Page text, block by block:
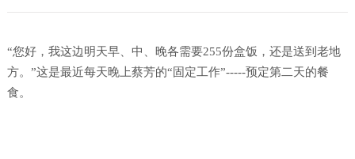
“您好，我这边明天早、中、晚各需要255份盒饭，还是送到老地
方。”这是最近每天晚上蔡芳的“固定工作”-----预定第二天的餐
食。